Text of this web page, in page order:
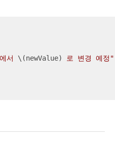
에서 \(newValue) 로 변경 예정"